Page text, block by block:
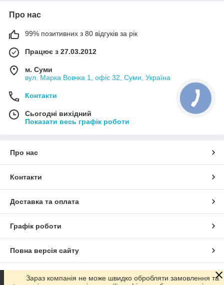
Про нас
99% позитивних з 80 відгуків за рік
Працює з 27.03.2012
м. Суми
вул. Марка Вовчка 1, офіс 32, Суми, Україна
Контакти
Сьогодні вихідний
Показати весь графік роботи
Про нас
Контакти
Доставка та оплата
Графік роботи
Повна версія сайту
Сайт створено на маркетплейсі Prom.ua
Зараз компанія не може швидко обробляти замовлення та